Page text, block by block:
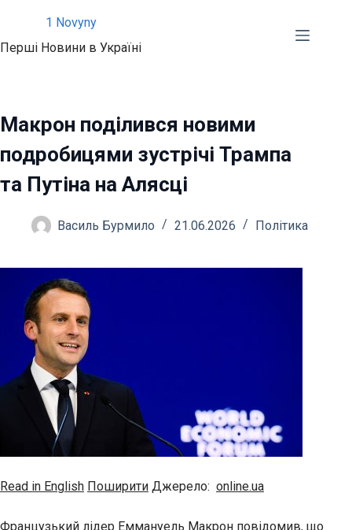
вмісту
1 Novyny
Перші Новини в Україні
Макрон поділився новими
подробицями зустрічі Трампа
та Путіна на Алясці
Василь Бурмило 21.06.2026 Політика
Read in English Поширити Джерело: online.ua
Французький лідер Еммануель Макрон повідомив, що